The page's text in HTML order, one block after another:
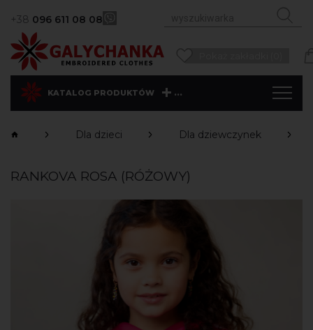
+38 096 611 08 08
KATALOG PRODUKTÓW ...
Dla dzieci Dla dziewczynek
RANKOVA ROSA (RÓŻOWY)